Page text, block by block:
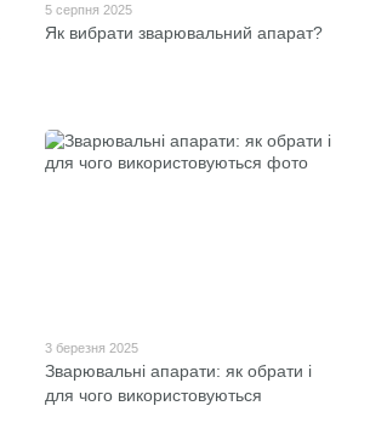
5 серпня 2025
Як вибрати зварювальний апарат?
3 березня 2025
Зварювальні апарати: як обрати і
для чого використовуються